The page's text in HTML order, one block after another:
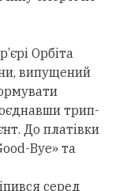
Орбіта
випущений
трип-
До платівки
Bye» та
серед